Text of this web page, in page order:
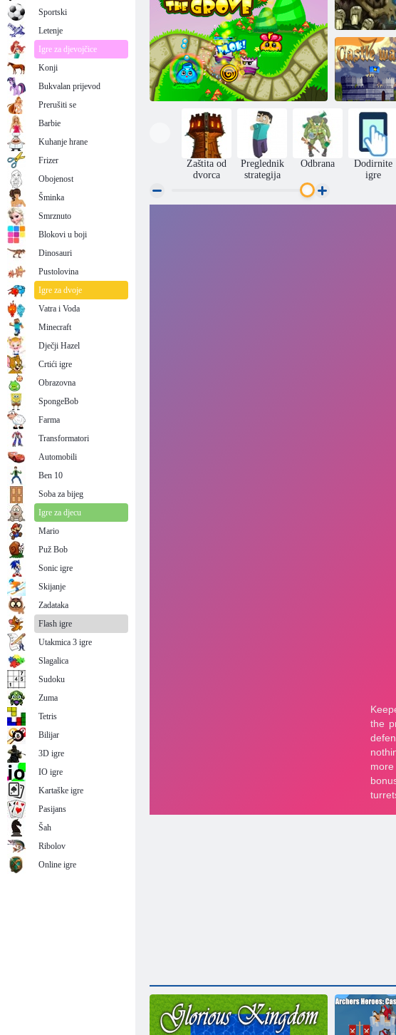
Grove
Ratovi
Zaštita od
dvorca
Preglednik
strategija
Odbrana
Dodirnite
igre
Sportski
Letenje
Igre za djevojčice
Konji
Bukvalan prijevod
Prerušiti se
Barbie
Kuhanje hrane
Frizer
Obojenost
Šminka
Smrznuto
Blokovi u boji
Dinosauri
Pustolovina
Igre za dvoje
Vatra i Voda
Minecraft
Dječji Hazel
Crtići igre
Obrazovna
SpongeBob
Farma
Transformatori
Automobili
Ben 10
Soba za bijeg
Igre za djecu
Mario
Puž Bob
Sonic igre
Skijanje
Zadataka
Flash igre
Utakmica 3 igre
Slagalica
Sudoku
Zuma
Tetris
Bilijar
3D igre
IO igre
Kartaške igre
Pasijans
Šah
Ribolov
Online igre